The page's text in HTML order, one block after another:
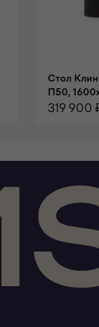
Стол
П50,
319 900